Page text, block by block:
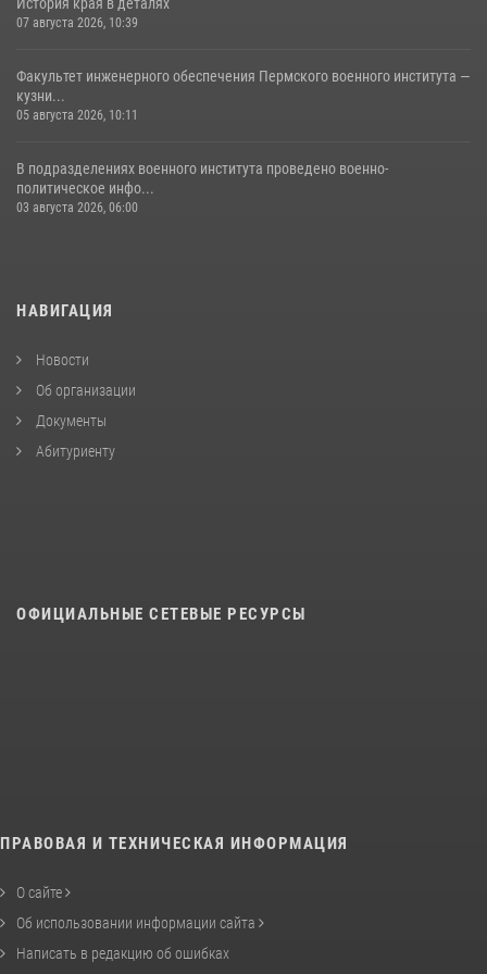
История края в деталях
07 августа 2026, 10:39
Факультет инженерного обеспечения Пермского военного института —
кузни...
05 августа 2026, 10:11
В подразделениях военного института проведено военно-
политическое инфо...
03 августа 2026, 06:00
НАВИГАЦИЯ
Новости
Об организации
Документы
Абитуриенту
ОФИЦИАЛЬНЫЕ СЕТЕВЫЕ РЕСУРСЫ
ПРАВОВАЯ И ТЕХНИЧЕСКАЯ ИНФОРМАЦИЯ
О сайте
Об использовании информации сайта
Написать в редакцию об ошибках